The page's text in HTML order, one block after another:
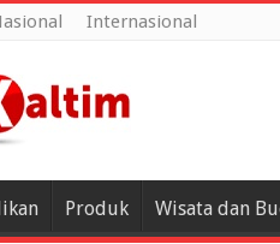
Internasional
Produk Wisata dan